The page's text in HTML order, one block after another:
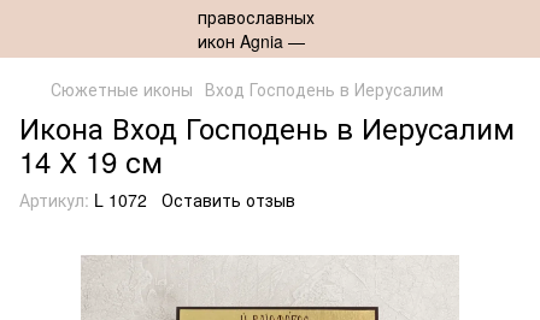
Сюжетные иконы Вход Господень в Иерусалим
Икона Вход Господень в Иерусалим
14 Х 19 см
Артикул: L 1072 Оставить отзыв